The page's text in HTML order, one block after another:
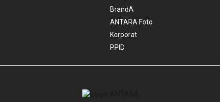
BrandA
ANTARA Foto
Korporat
PPID